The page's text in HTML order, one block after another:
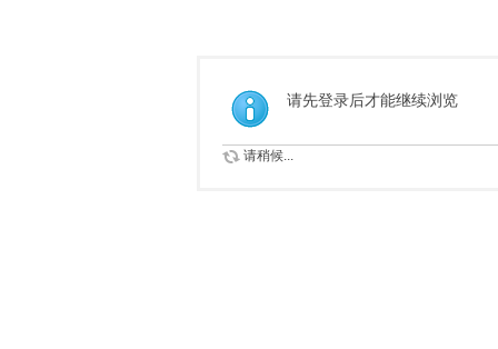
请先登录后才能继续浏览
请稍候...